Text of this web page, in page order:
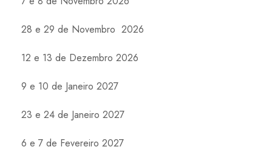
28 e 29 de Novembro 2026
12 e 13 de Dezembro 2026
9 e 10 de Janeiro 2027
23 e 24 de Janeiro 2027
6 e 7 de Fevereiro 2027